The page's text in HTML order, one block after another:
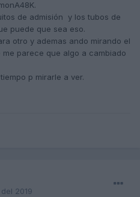
de admisión y los tubos de
puede que sea eso.
otro y ademas ando mirando el
parece que algo a cambiado
p mirarle a ver.
2019